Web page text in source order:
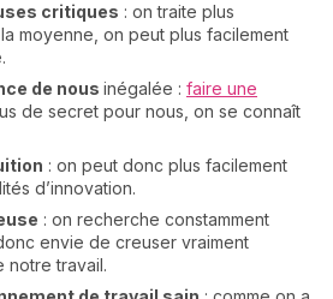
critiques : on traite plus
moyenne, on peut plus facilement
de nous inégalée : faire une
de secret pour nous, on se connaît
: on peut donc plus facilement
d’innovation.
: on recherche constamment
envie de creuser vraiment
notre travail.